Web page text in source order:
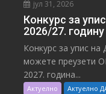
јул 31, 2026
Конкурс за
2026/27. годину
Конкурс за упис
можете преузети
2027. година...
Актуелно Актуелно